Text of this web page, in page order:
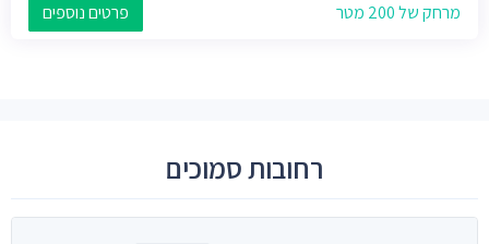
מרחק של 200 מטר פרטים נוספים
רחובות סמוכים